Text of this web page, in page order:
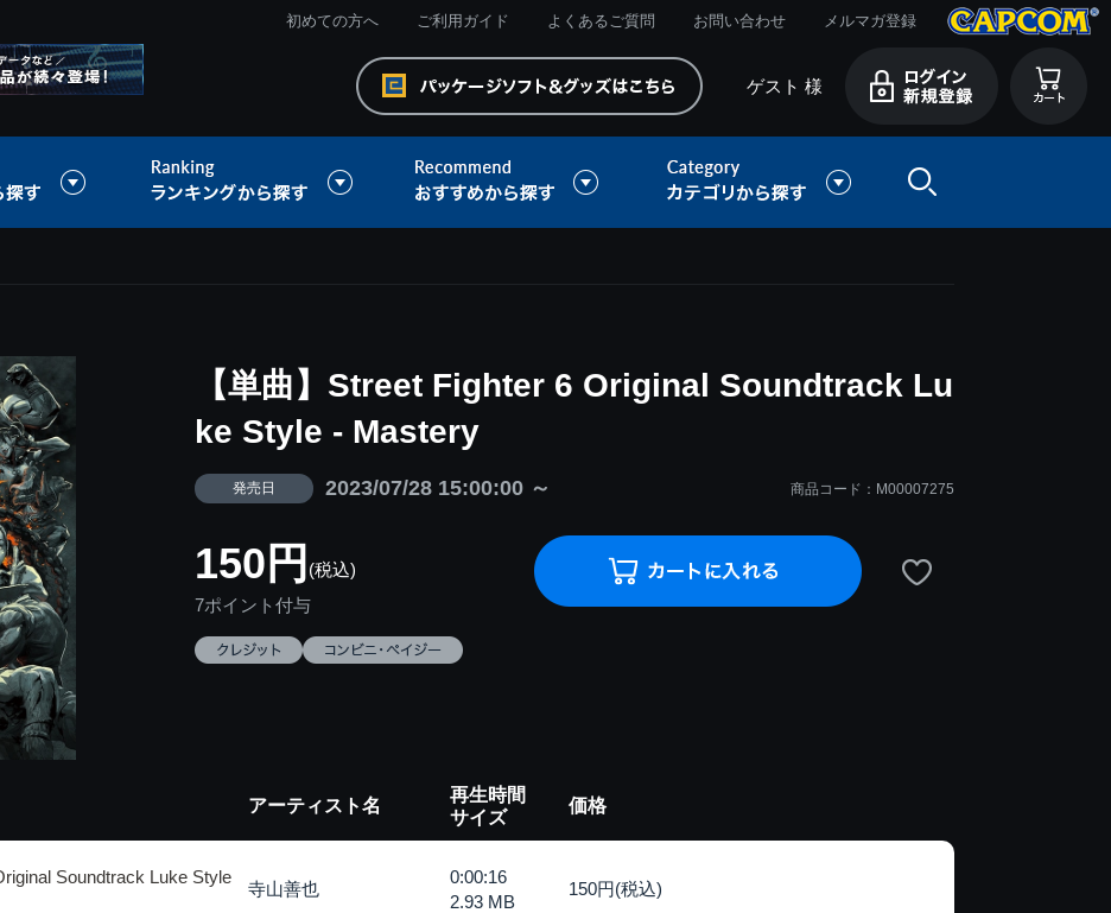
初めての方へ ご利用ガイド よくあるご質問 お問い合わせ メルマガ登録
ゲスト 様
【単曲】Street Fighter 6 Original Soundtrack Lu
ke Style - Mastery
発売日 2023/07/28 15:00:00 ～ 商品コード：M00007275
150円 (税込)
7ポイント付与
アーティスト名
再生時間
サイズ
価格
Soundtrack Luke Style
寺山善也
0:00:16
2.93 MB
150円(税込)